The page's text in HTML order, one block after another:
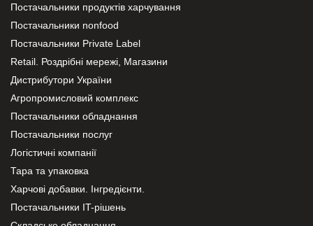
Постачальники продуктів харчування
Постачальники nonfood
Постачальники Private Label
Retail. Роздрібні мережі, Магазини
Дистрибутори України
Агропромисловий комплекс
Постачальники обладнання
Постачальники послуг
Логістичні компанії
Тара та упаковка
Харчові добавки. Інгредієнти.
Постачальники IT-рішень